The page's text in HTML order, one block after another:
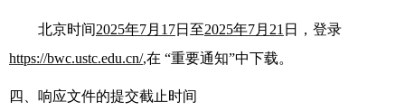
北京时间2025年7月 1 7日至2025年7月 21 日 ， 登录
https://bwc.ustc.edu.cn/,在 “重要通知”中下载。
四、响应文件的提交截止时间